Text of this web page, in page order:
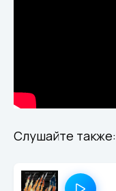
Слушайте также: